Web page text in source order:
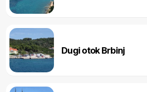
Dugi otok Brbinj